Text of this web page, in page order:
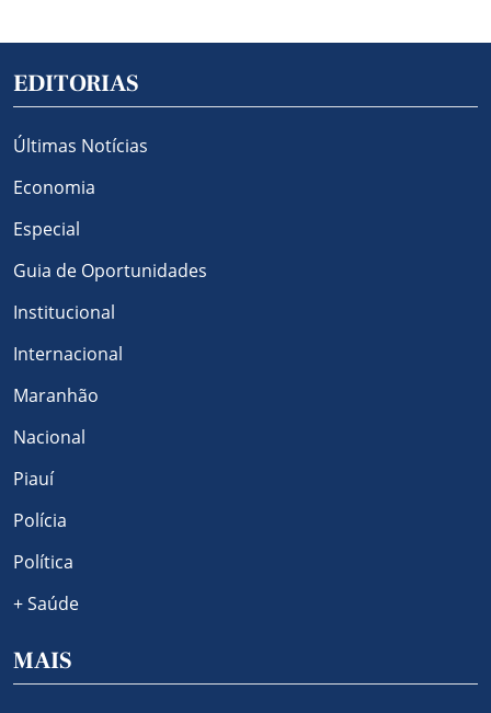
EDITORIAS
Últimas Notícias
Economia
Especial
Guia de Oportunidades
Institucional
Internacional
Maranhão
Nacional
Piauí
Polícia
Política
+ Saúde
MAIS